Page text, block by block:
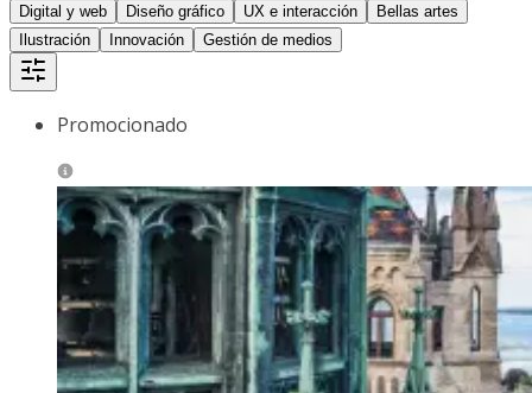
Digital y web Diseño gráfico UX e interacción
Bellas artes
Ilustración
Innovación Gestión de medios
Promocionado